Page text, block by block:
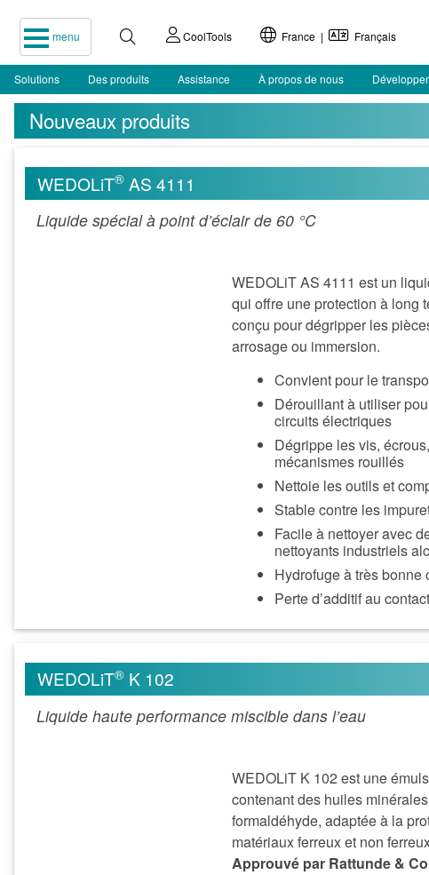
menu CoolTools France | Français
Solutions Des produits Assistance À propos de nous
Nouveaux produits
WEDOLiT® AS 4111
Liquide spécial à point d’éclair de 60 °C
WEDOLiT AS 4111 est un
qui offre une protection à long
conçu pour dégripper les
arrosage ou immersion.
Convient pour le
Dérouillant à utiliser
circuits électriques
Dégrippe les vis,
mécanismes rouillés
Nettoie les outils et
Stable contre les
Facile à nettoyer avec
nettoyants industriels
Hydrofuge à très
Perte d’additif au
WEDOLiT® K 102
Liquide haute performance miscible dans l’eau
WEDOLiT K 102 est une
contenant des huiles
formaldéhyde, adaptée à la
matériaux ferreux et non
Approuvé par Rattunde & Co